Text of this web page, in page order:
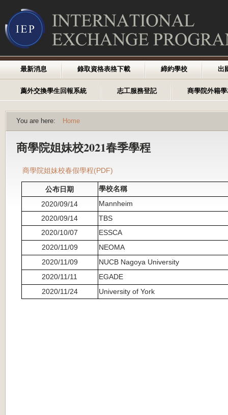
最新消息 錄取資格表格下載 締約學校 出
薦外交換學生回報系統 志工服務登記 商學院外籍
You are here: Home
商學院姐妹校2021春季學程
商學院姐妹校春假學程(PDF)
公布日期
學校名稱
2020/09/14
Mannheim
2020/09/14
TBS
2020/10/07
ESSCA
2020/11/09
NEOMA
2020/11/09
NUCB Nagoya University
2020/11/11
EGADE
2020/11/24
University of York